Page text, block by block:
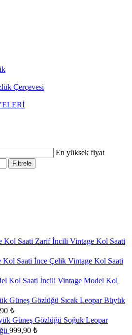
Çerçevesi
En yüksek fiyat
Filtrele
Zarif İncili Vintage Kol Saati
İnce Çelik Vintage Kol Saati
İncili Vintage Model Kol
Sıcak Leopar Büyük
₺
Soğuk Leopar
999,90 ₺